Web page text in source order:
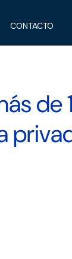
CONTACTO
de